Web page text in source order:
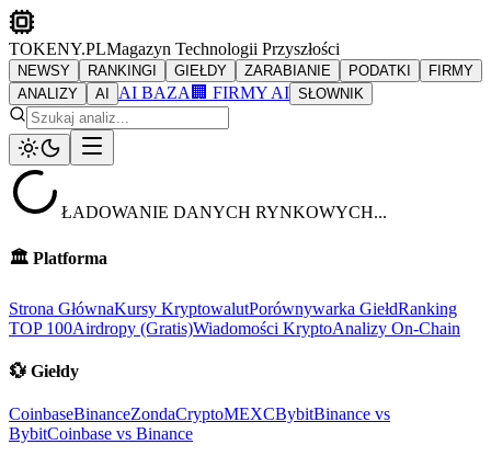
TOKENY.PLMagazyn Technologii Przyszłości
NEWSY RANKINGI GIEŁDY ZARABIANIE PODATKI
FIRMY
ANALIZY
AI AI BAZA 🏢 FIRMY AI SŁOWNIK
ŁADOWANIE DANYCH RYNKOWYCH...
🏛️ Platforma
Strona GłównaKursy KryptowalutPorównywarka GiełdRanking
TOP 100Airdropy (Gratis)Wiadomości KryptoAnalizy On-Chain
💱 Giełdy
CoinbaseBinanceZondaCryptoMEXCBybitBinance vs
BybitCoinbase vs Binance